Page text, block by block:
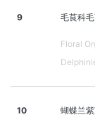
9 毛茛科
Floral
10 蝴蝶兰紫